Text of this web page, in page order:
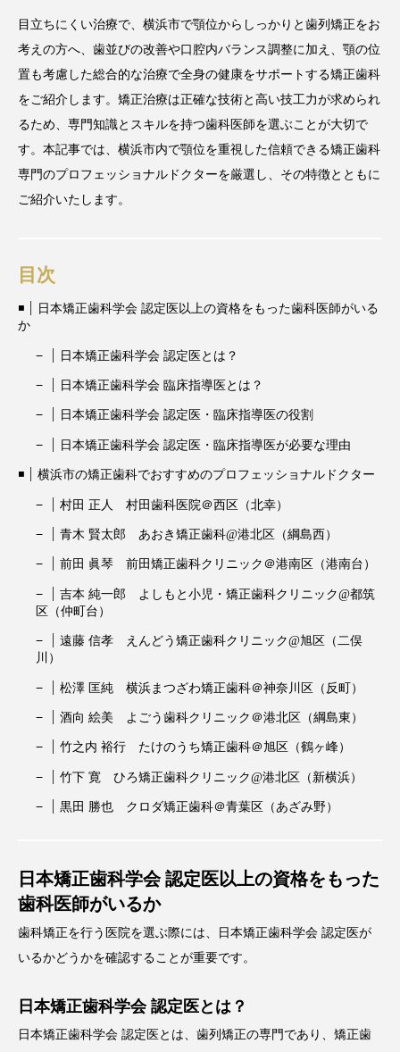
おすすめ名医一覧 コラム
マウスピース矯正 治療
目立ちにくい治療で、横浜市で顎位からしっかりと歯列矯正をお
考えの方へ、歯並びの改善や口腔内バランス調整に加え、顎の位
置も考慮した総合的な治療で全身の健康をサポートする矯正歯科
をご紹介します。矯正治療は正確な技術と高い技工力が求められ
るため、専門知識とスキルを持つ歯科医師を選ぶことが大切で
す。本記事では、横浜市内で顎位を重視した信頼できる矯正歯科
専門のプロフェッショナルドクターを厳選し、その特徴とともに
ご紹介いたします。
目次
日本矯正歯科学会 認定医以上の資格をもった歯科医師がいる
か
日本矯正歯科学会 認定医とは？
日本矯正歯科学会 臨床指導医とは？
日本矯正歯科学会 認定医・臨床指導医の役割
日本矯正歯科学会 認定医・臨床指導医が必要な理由
横浜市の矯正歯科でおすすめのプロフェッショナルドクター
村田 正人 村田歯科医院＠西区（北幸）
青木 賢太郎 あおき矯正歯科@港北区（綱島西）
前田 眞琴 前田矯正歯科クリニック＠港南区（港南台）
吉本 純一郎 よしもと小児・矯正歯科クリニック@都筑
区（仲町台）
遠藤 信孝 えんどう矯正歯科クリニック@旭区（二俣
川）
松澤 匡純 横浜まつざわ矯正歯科＠神奈川区（反町）
酒向 絵美 よごう歯科クリニック＠港北区（綱島東）
竹之内 裕行 たけのうち矯正歯科＠旭区（鶴ヶ峰）
竹下 寛 ひろ矯正歯科クリニック@港北区（新横浜）
黒田 勝也 クロダ矯正歯科＠青葉区（あざみ野）
日本矯正歯科学会 認定医以上の資格をもった
歯科医師がいるか
歯科矯正を行う医院を選ぶ際には、日本矯正歯科学会 認定医が
いるかどうかを確認することが重要です。
日本矯正歯科学会 認定医とは？
日本矯正歯科学会 認定医とは、歯列矯正の専門であり、矯正歯